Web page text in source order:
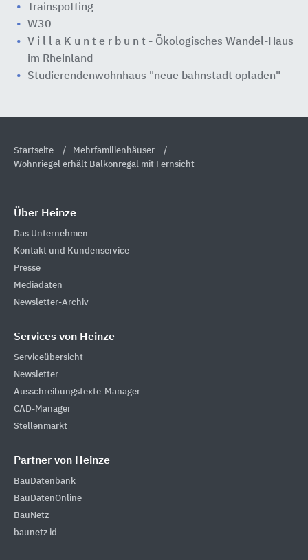
Trainspotting
W30
V i l l a K u n t e r b u n t - Ökologisches Wandel-Haus
im Rheinland
Studierendenwohnhaus "neue bahnstadt opladen"
Startseite
Mehrfamilienhäuser
Wohnriegel erhält Balkonregal mit Fernsicht
Über Heinze
Das Unternehmen
Kontakt und Kundenservice
Presse
Mediadaten
Newsletter-Archiv
Services von Heinze
Serviceübersicht
Newsletter
Ausschreibungstexte-Manager
CAD-Manager
Stellenmarkt
Partner von Heinze
BauDatenbank
BauDatenOnline
BauNetz
baunetz id